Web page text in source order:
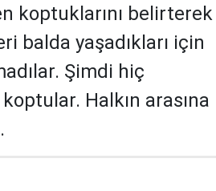
koptuklarını belirterek
balda yaşadıkları için
Şimdi hiç
Halkın arasına